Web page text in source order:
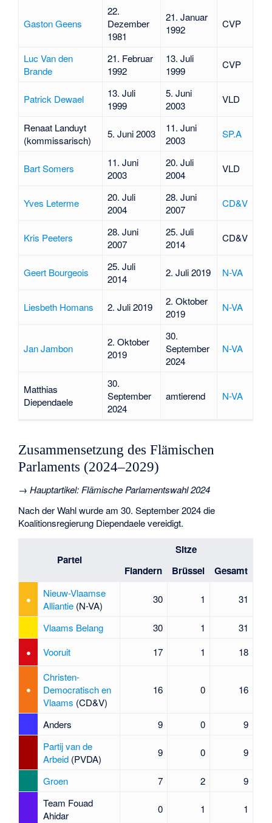
Gaston Geens
22.
Dezember
1981
21. Januar
1992
CVP
Luc Van den
Brande
21. Februar
1992
13. Juli
1999
CVP
Patrick Dewael
13. Juli
1999
5. Juni
2003
VLD
Renaat Landuyt
(kommissarisch)
5. Juni 2003
11. Juni
2003
SP.A
Bart Somers
11. Juni
2003
20. Juli
2004
VLD
Yves Leterme
20. Juli
2004
28. Juni
2007
CD&V
Kris Peeters
28. Juni
2007
25. Juli
2014
CD&V
Geert Bourgeois
25. Juli
2014
2. Juli 2019 N-VA
Liesbeth Homans 2. Juli 2019
2. Oktober
2019
N-VA
Jan Jambon
2. Oktober
2019
30.
September
2024
N-VA
Matthias
Diependaele
30.
September
2024
amtierend N-VA
Zusammensetzung des Flämischen
Parlaments (2024–2029)
→Hauptartikel: Flämische Parlamentswahl 2024
Nach der Wahl wurde am 30. September 2024 die
Koalitionsregierung Diependaelevereidigt.
Partei
Sitze
Flandern
Brüssel Gesamt
•
Nieuw-Vlaamse
Alliantie(N-VA)
30 1 31
Vlaams Belang 30 1 31
• Vooruit 17 1 18
•
Christen-
Democratisch en
Vlaams (CD&V)
16 0 16
Anders 9 0
9
Partij van de
Arbeid(PVDA)
9 0 9
Groen 7 2
9
Team Fouad
Ahidar
0 1 1